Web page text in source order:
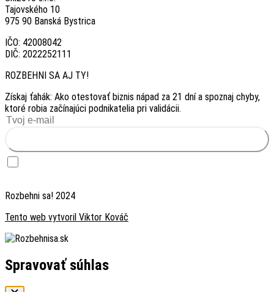
Tajovského 10
975 90 Banská Bystrica
IČO: 42008042
DIČ: 2022252111
ROZBEHNI SA AJ TY!
Získaj ťahák: Ako otestovať biznis nápad za 21 dní a spoznaj chyby,
ktoré robia začínajúci podnikatelia pri validácii.
Rozbehni sa! 2024
Tento web vytvoril Viktor Kováč
Spravovať súhlas